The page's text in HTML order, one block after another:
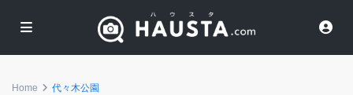
Home 代々木公園